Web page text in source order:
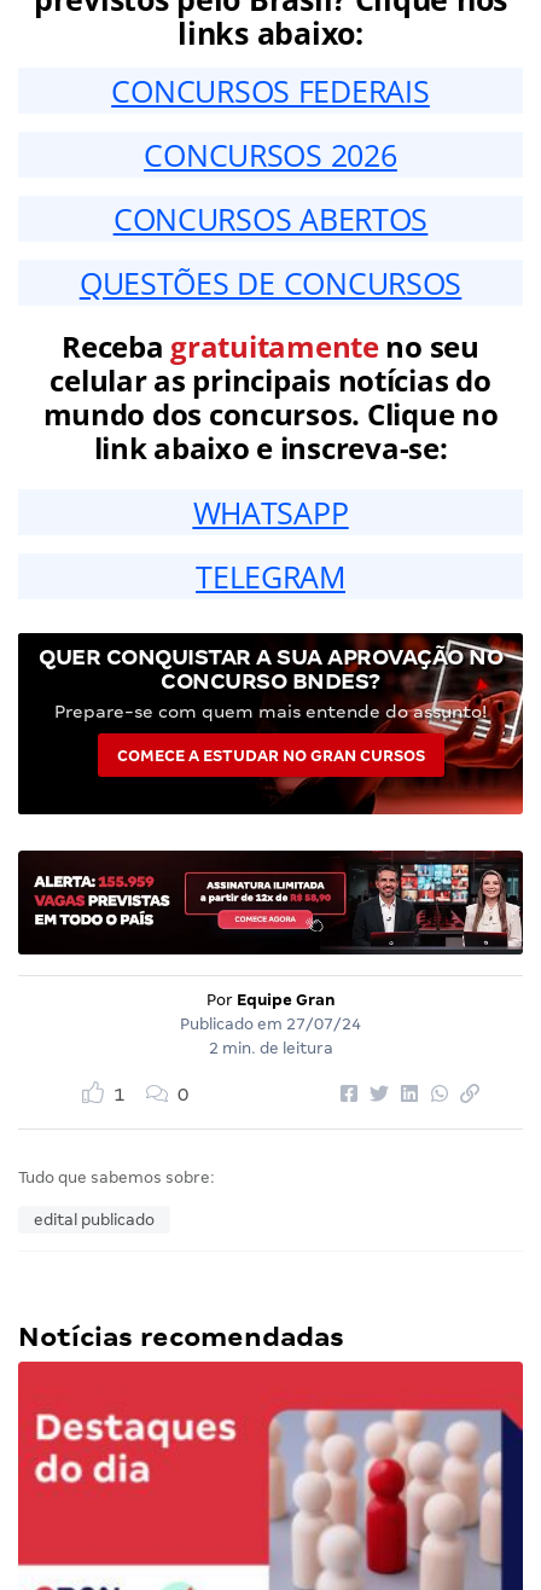
links abaixo:
CONCURSOS FEDERAIS
CONCURSOS 2026
CONCURSOS ABERTOS
QUESTÕES DE CONCURSOS
Receba gratuitamenteno seu
celular as principais notícias do
mundo dos concursos. Clique no
link abaixo e inscreva-se:
WHATSAPP
TELEGRAM
QUER CONQUISTAR A SUA APROVAÇÃO NO
CONCURSO BNDES?
Prepare-se com quem mais entende do assunto!
COMECE A ESTUDAR NO GRAN CURSOS
Por Equipe Gran
Publicado em 27/07/24
2 min. de leitura
1 0
Tudo que sabemos sobre:
edital publicado
Notícias recomendadas